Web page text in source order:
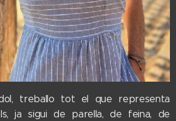
treballo tot el que representa
ja sigui de parella, de feina, de